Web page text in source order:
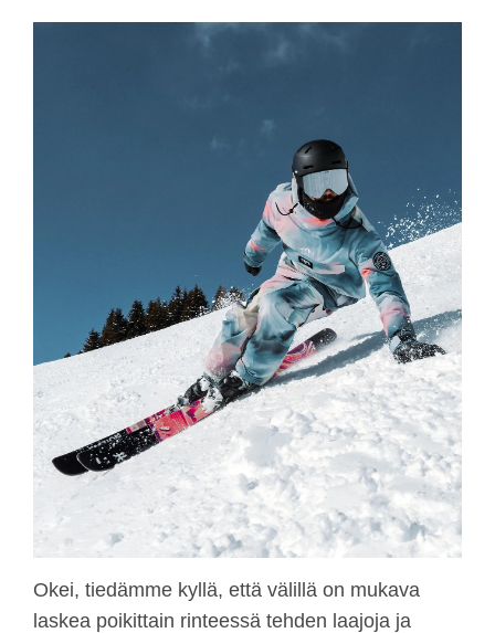
Okei, tiedämme kyllä, että välillä on mukava
laskea poikittain rinteessä tehden laajoja ja